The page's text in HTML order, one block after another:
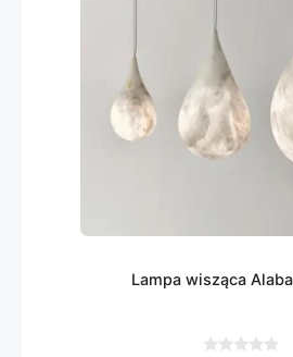
Lampa wisząca